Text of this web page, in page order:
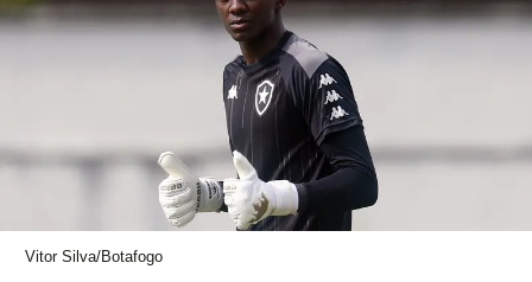
Vitor Silva/Botafogo